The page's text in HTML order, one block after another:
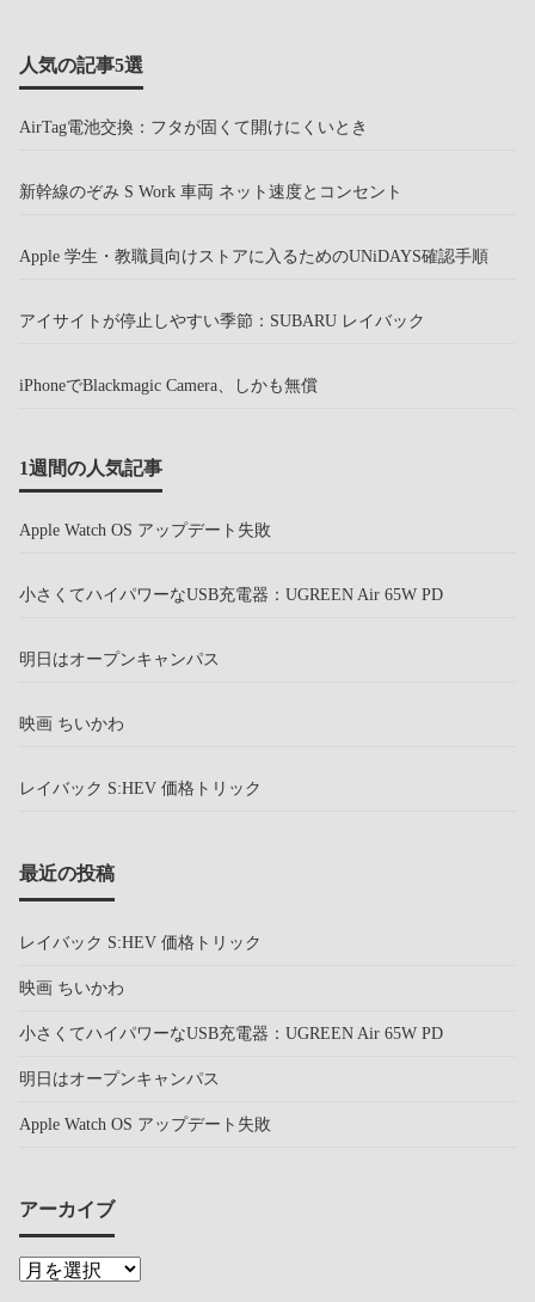
人気の記事5選
AirTag電池交換：フタが固くて開けにくいとき
新幹線のぞみ S Work 車両 ネット速度とコンセント
Apple 学生・教職員向けストアに入るためのUNiDAYS確認手順
アイサイトが停止しやすい季節：SUBARU レイバック
iPhoneでBlackmagic Camera、しかも無償
1週間の人気記事
Apple Watch OS アップデート失敗
小さくてハイパワーなUSB充電器：UGREEN Air 65W PD
明日はオープンキャンパス
映画 ちいかわ
レイバック S:HEV 価格トリック
最近の投稿
レイバック S:HEV 価格トリック
映画 ちいかわ
小さくてハイパワーなUSB充電器：UGREEN Air 65W PD
明日はオープンキャンパス
Apple Watch OS アップデート失敗
アーカイブ